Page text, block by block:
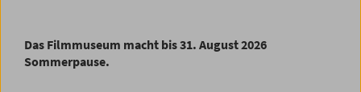
Das Filmmuseum macht bis 31. August 2026
Sommerpause.